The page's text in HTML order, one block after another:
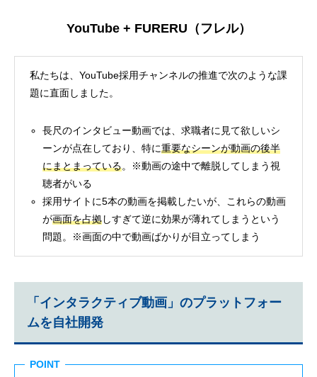
YouTube + FURERU（フレル）
私たちは、YouTube採用チャンネルの推進で次のような課
題に直面しました。
長尺のインタビュー動画では、求職者に見て欲しいシ
ーンが点在しており、特に重要なシーンが動画の後半
にまとまっている。※動画の途中で離脱してしまう視
聴者がいる
採用サイトに5本の動画を掲載したいが、これらの動画
が画面を占拠しすぎて逆に効果が薄れてしまうという
問題。※画面の中で動画ばかりが目立ってしまう
「インタラクティブ動画」のプラットフォー
ムを自社開発
POINT